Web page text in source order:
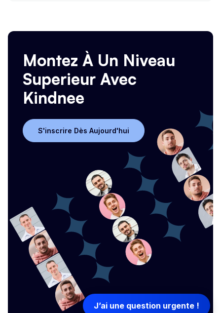
Montez À Un Niveau
Superieur Avec
Kindnee
S'inscrire Dès Aujourd'hui
S'inscrire Dès Aujourd'hui
J’ai une question urgente !